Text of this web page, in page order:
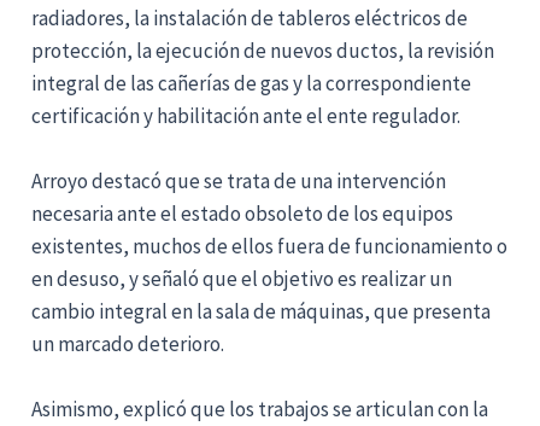
radiadores, la instalación de tableros eléctricos de
protección, la ejecución de nuevos ductos, la revisión
integral de las cañerías de gas y la correspondiente
certificación y habilitación ante el ente regulador.
Arroyo destacó que se trata de una intervención
necesaria ante el estado obsoleto de los equipos
existentes, muchos de ellos fuera de funcionamiento o
en desuso, y señaló que el objetivo es realizar un
cambio integral en la sala de máquinas, que presenta
un marcado deterioro.
Asimismo, explicó que los trabajos se articulan con la